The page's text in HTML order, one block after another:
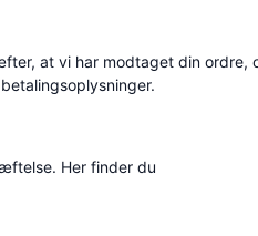
at vi har modtaget din ordre,
Her finder du